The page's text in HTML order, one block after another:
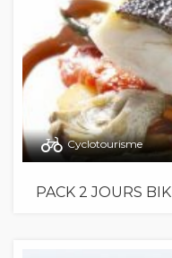
Cyclotourisme
PACK 2 JOURS